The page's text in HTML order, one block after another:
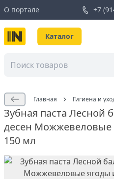
О портале +7
Каталог
Главная Гигиена и
Зубная паста Лесной
десен Можжевеловые
150 мл